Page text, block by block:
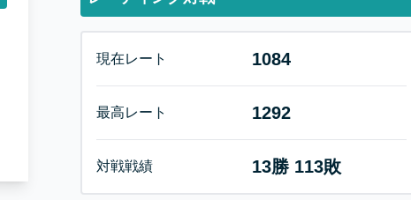
現在レート 1084
最高レート 1292
対戦戦績 13勝 113敗